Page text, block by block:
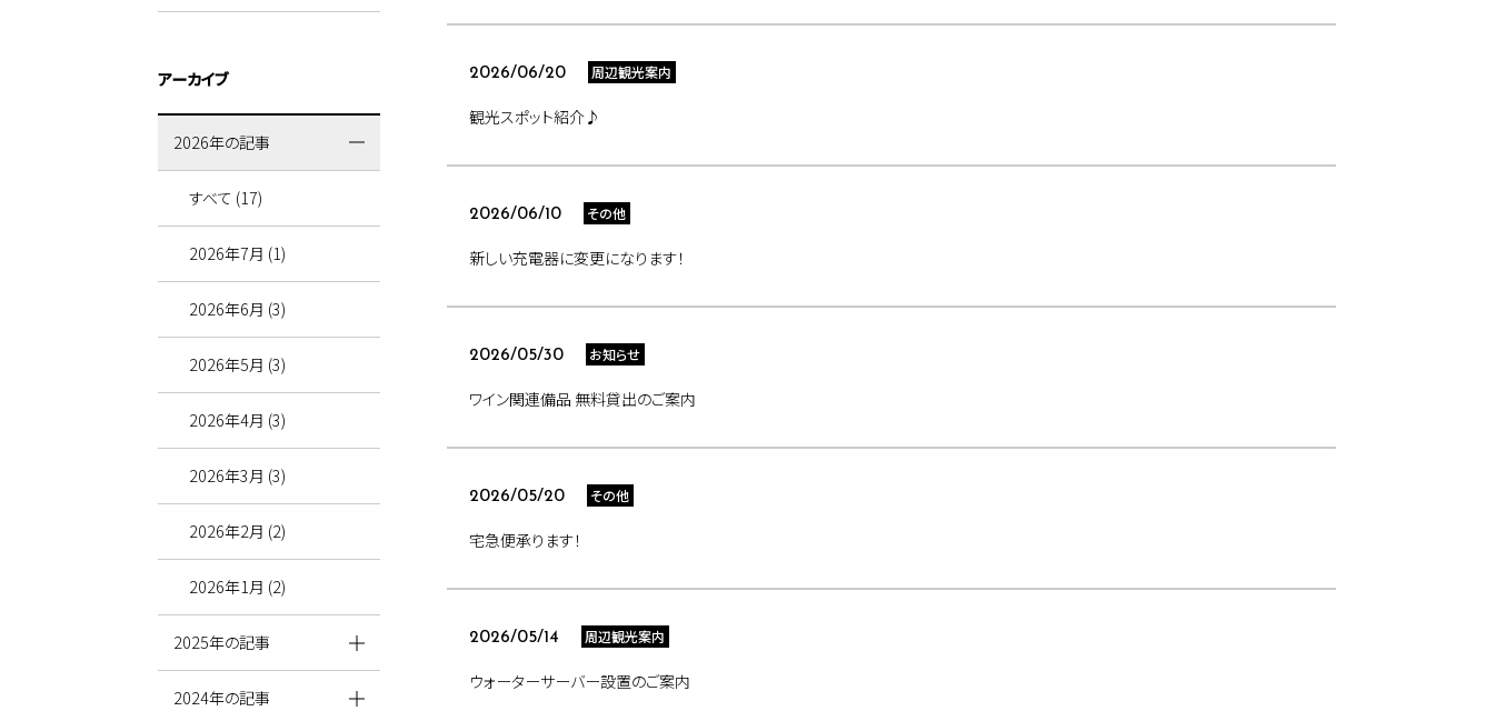
2026/06/20 周辺観光案内
観光スポット紹介♪
2026/06/10 その他
新しい充電器に変更になります！
2026/05/30 お知らせ
ワイン関連備品 無料貸出のご案内
2026/05/20 その他
宅急便承ります！
2026/05/14 周辺観光案内
ウォーターサーバー設置のご案内
アーカイブ
2026年の記事
すべて (17)
2026年7月 (1)
2026年6月 (3)
2026年5月 (3)
2026年4月 (3)
2026年3月 (3)
2026年2月 (2)
2026年1月 (2)
2025年の記事
2024年の記事